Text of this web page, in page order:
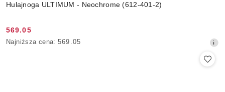
Hulajnoga ULTIMUM - Neochrome (612-401-2)
Cena
promocyjna:
569.05
Najniższa
Najniższa cena: 569.05